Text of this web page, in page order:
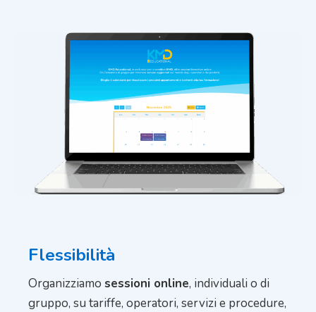
Flessibilità
Organizziamo sessioni online, individuali o di
gruppo, su tariffe, operatori, servizi e procedure,